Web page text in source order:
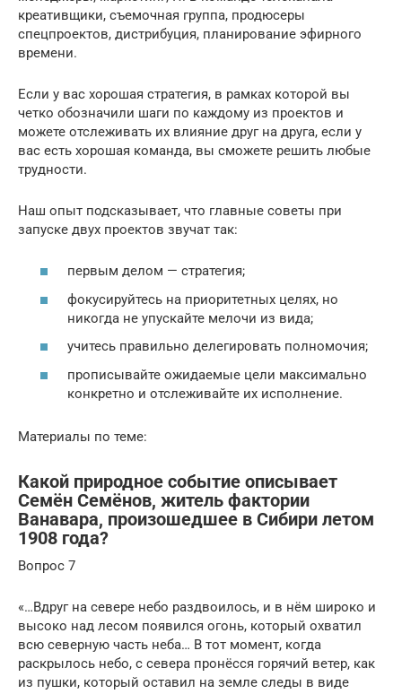
креативщики, съемочная группа, продюсеры
спецпроектов, дистрибуция, планирование эфирного
времени.
Если у вас хорошая стратегия, в рамках которой вы
четко обозначили шаги по каждому из проектов и
можете отслеживать их влияние друг на друга, если у
вас есть хорошая команда, вы сможете решить любые
трудности.
Наш опыт подсказывает, что главные советы при
запуске двух проектов звучат так:
первым делом — стратегия;
фокусируйтесь на приоритетных целях, но
никогда не упускайте мелочи из вида;
учитесь правильно делегировать полномочия;
прописывайте ожидаемые цели максимально
конкретно и отслеживайте их исполнение.
Материалы по теме:
Какой природное событие описывает
Семён Семёнов, житель фактории
Ванавара, произошедшее в Сибири летом
1908 года?
Вопрос 7
«…Вдруг на севере небо раздвоилось, и в нём широко и
высоко над лесом появился огонь, который охватил
всю северную часть неба… В тот момент, когда
раскрылось небо, с севера пронёсся горячий ветер, как
из пушки, который оставил на земле следы в виде